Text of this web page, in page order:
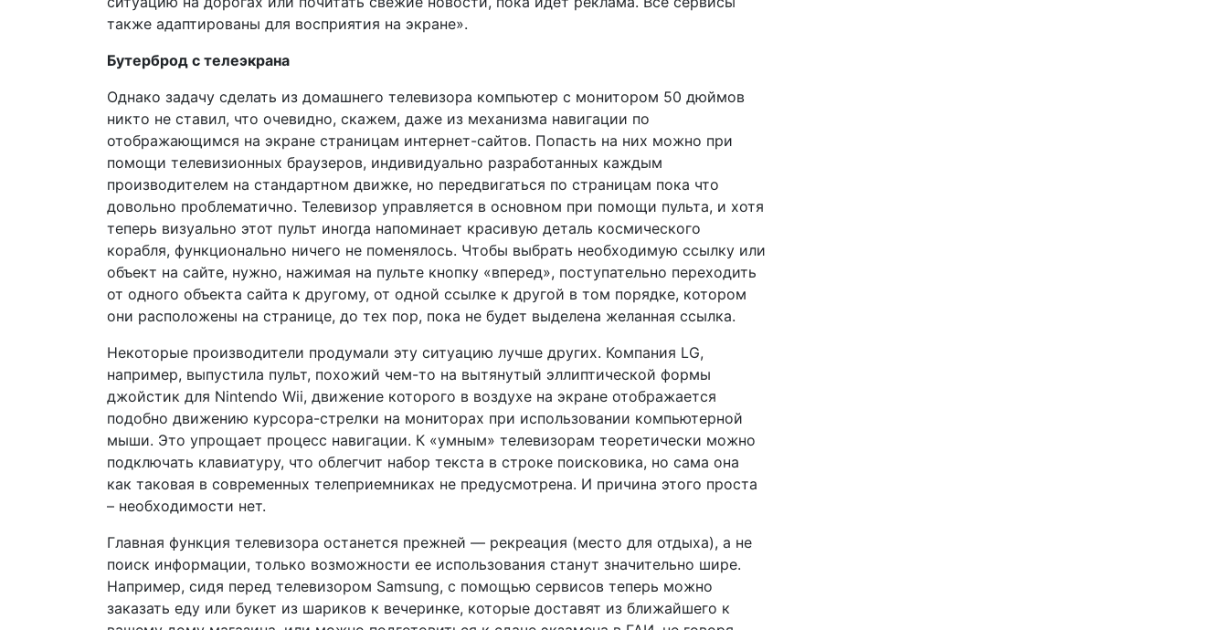
также адаптированы для восприятия на экране».
Бутерброд с телеэкрана
Однако задачу сделать из домашнего телевизора компьютер с монитором 50 дюймов
никто не ставил, что очевидно, скажем, даже из механизма навигации по
отображающимся на экране страницам интернет-сайтов. Попасть на них можно при
помощи телевизионных браузеров, индивидуально разработанных каждым
производителем на стандартном движке, но передвигаться по страницам пока что
довольно проблематично. Телевизор управляется в основном при помощи пульта, и хотя
теперь визуально этот пульт иногда напоминает красивую деталь космического
корабля, функционально ничего не поменялось. Чтобы выбрать необходимую ссылку или
объект на сайте, нужно, нажимая на пульте кнопку «вперед», поступательно переходить
от одного объекта сайта к другому, от одной ссылке к другой в том порядке, котором
они расположены на странице, до тех пор, пока не будет выделена желанная ссылка.
Некоторые производители продумали эту ситуацию лучше других. Компания LG,
например, выпустила пульт, похожий чем-то на вытянутый эллиптической формы
джойстик для Nintendo Wii, движение которого в воздухе на экране отображается
подобно движению курсора-стрелки на мониторах при использовании компьютерной
мыши. Это упрощает процесс навигации. К «умным» телевизорам теоретически можно
подключать клавиатуру, что облегчит набор текста в строке поисковика, но сама она
как таковая в современных телеприемниках не предусмотрена. И причина этого проста
– необходимости нет.
Главная функция телевизора останется прежней — рекреация (место для отдыха), а не
поиск информации, только возможности ее использования станут значительно шире.
Например, сидя перед телевизором Samsung, с помощью сервисов теперь можно
заказать еду или букет из шариков к вечеринке, которые доставят из ближайшего к